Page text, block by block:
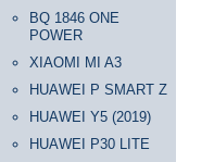
BQ 1846 ONE
POWER
XIAOMI MI A3
HUAWEI P SMART Z
HUAWEI Y5 (2019)
HUAWEI P30 LITE